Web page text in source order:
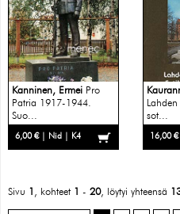
Kanninen, Ermei Pro
Patria 1917-1944.
Suo...
6,00 € | Nid | K4
sot...
16,00
Sivu 1 , kohteet 1 - 20, löytyi yhteensä